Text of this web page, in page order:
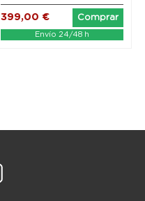
399,00 € Comprar
Envío 24/48 h